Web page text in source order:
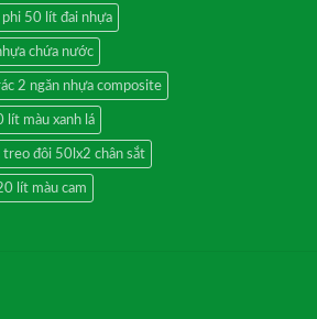
phi 50 lít đai nhựa
chứa nước
2 ngăn nhựa composite
lít màu xanh lá
treo đôi 50lx2 chân sắt
lít màu cam